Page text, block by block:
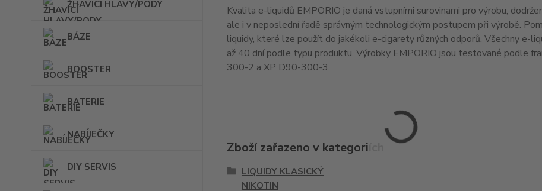
ŽHAVÍCÍ HLAVY/PODY
BÁZE
BOOSTER
BATERIE
NABÍJEČKY
DIY SERVIS
Kvalita e-liquidů EMPORIO je daná vstupními surovinami pro výrobu,
ale i v neposlední řadě správným technologickým postupem při výrobě.
liquidy, které lze použít do jakékoli e-cigarety různých odporů. Všechny e-
až 40 dní podle typu produktu. Výrobky EMPORIO jsou testované podle
300-2 a XP D90-300-3.
Zboží zařazeno v kategoriích
LIQUIDY KLASICKÝ
NIKOTIN